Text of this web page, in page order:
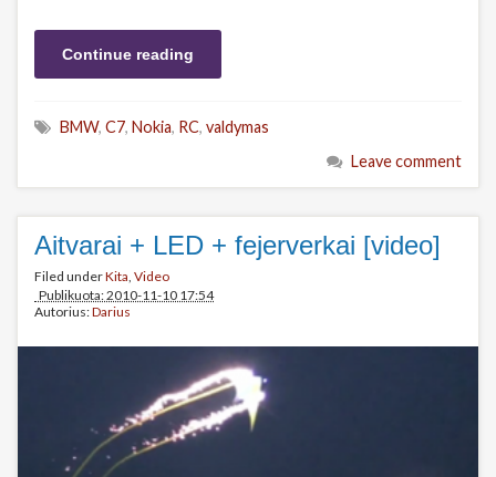
Continue reading
BMW, C7, Nokia, RC, valdymas
Leave comment
Aitvarai + LED + fejerverkai [video]
Filed underKita Video
Publikuota: 2010-11-10 17:54
Autorius:Darius